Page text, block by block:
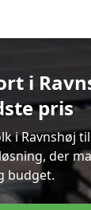
i
pris
i Ravnshøj
der
budget.